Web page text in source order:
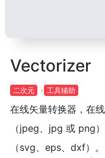
Vectorizer
二次元 工具辅助
在线矢量转换器，在
（jpeg、jpg 或 png
（svg、eps、dxf）。